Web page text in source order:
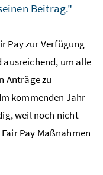
Beitrag."
Payzur Verfügung
um alle
Anträge zu
kommenden Jahr
weil noch nicht
Fair Pay Maßnahmen